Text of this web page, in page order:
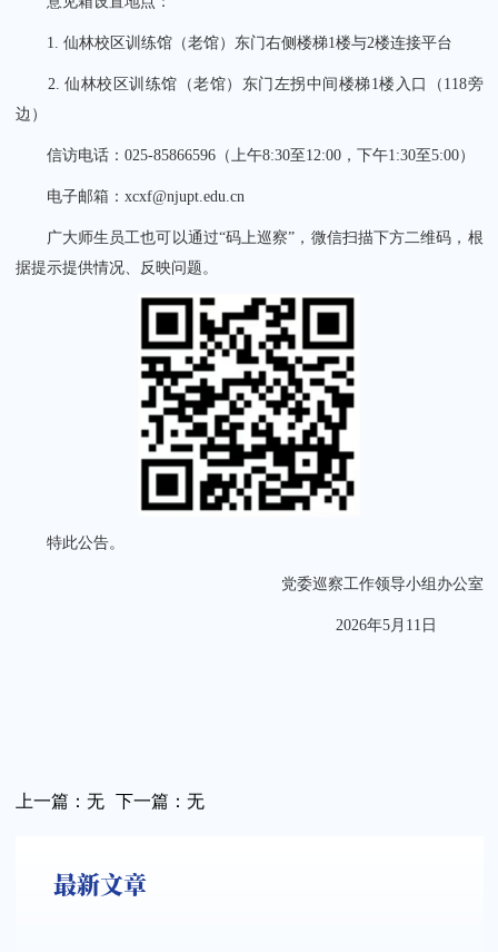
1. 仙林校区训练馆（老馆）东门右侧楼梯1楼与2楼连接平台
2. 仙林校区训练馆（老馆）东门左拐中间楼梯1楼入口（118旁
边）
信访电话：025-85866596（上午8:30至12:00，下午1:30至5:00）
电子邮箱：xcxf@njupt.edu.cn
广大师生员工也可以通过“码上巡察”，微信扫描下方二维码，根
据提示提供情况、反映问题。
特此公告。
党委巡察工作领导小组办公室
2026年5月11日
上一篇： 无 下一篇： 无
最新文章